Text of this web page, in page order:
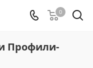
0
Профили-